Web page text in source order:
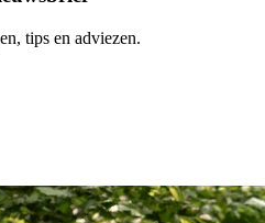
tips en adviezen.